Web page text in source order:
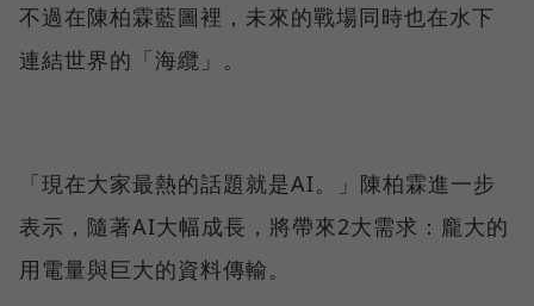
不過在陳柏霖藍圖裡，未來的戰場同時也在水下
連結世界的「海纜」。
「現在大家最熱的話題就是AI。」陳柏霖進一步
表示，隨著AI大幅成長，將帶來2大需求：龐大的
用電量與巨大的資料傳輸。